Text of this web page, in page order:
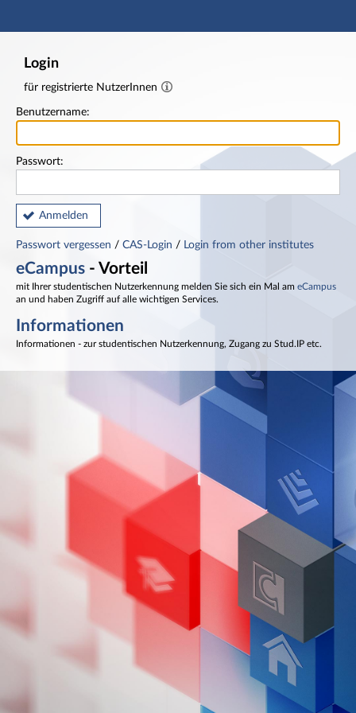
Hauptnavigation
Login
für registrierte NutzerInnen
Benutzername:
Passwort:
Anmelden
Passwort vergessen / CAS-Login / Login from other institutes
eCampus - Vorteil
mit Ihrer studentischen Nutzerkennung melden Sie sich ein Mal am eCampus
an und haben Zugriff auf alle wichtigen Services.
Informationen
Informationen - zur studentischen Nutzerkennung, Zugang zu Stud.IP etc.